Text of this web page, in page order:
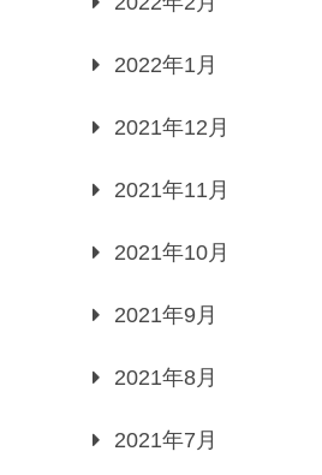
2022年1月
2021年12月
2021年11月
2021年10月
2021年9月
2021年8月
2021年7月